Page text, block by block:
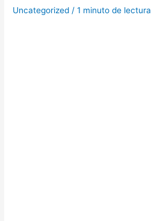
Uncategorized /1 minuto de lectura